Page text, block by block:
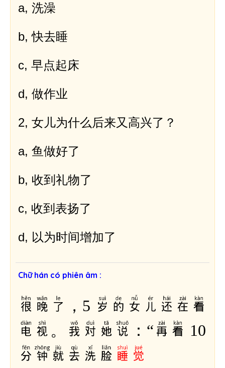
a, 洗澡
b, 快去睡
c, 早点起床
d, 做作业
2, 女儿为什么后来又高兴了？
a, 鱼做好了
b, 收到礼物了
c, 收到表扬了
d, 以为时间增加了
Chữ hán có phiên âm :
很晚了，5 岁的女儿还在看
电视。我对她说：“再看 10
分钟就去洗脸 睡觉